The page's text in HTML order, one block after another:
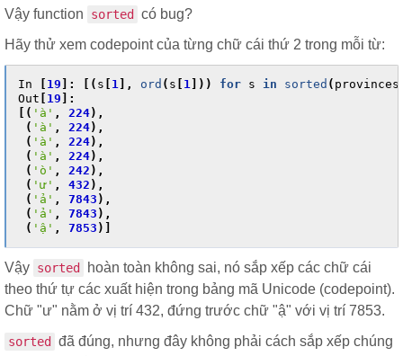
Vậy function
sorted
có bug?
Hãy thử xem codepoint của từng chữ cái thứ 2 trong mỗi từ:
In 19 ]: [( s 1 ], ord ( s 1 ])) for s in sorted ( provinces
Out
19 ]:
[( 'à' , 224),
( 'à' , 224),
( 'à' , 224),
( 'à' , 224),
( 'ò' , 242 ),
( 'ư' , 432 ),
( 'ả' , 7843 ),
( 'ả' , 7843 ),
( 'ậ' , 7853 )]
Vậy sorted
hoàn toàn không sai, nó sắp xếp các chữ cái
theo thứ tự các xuất hiện trong bảng mã Unicode (codepoint).
Chữ "ư" nằm ở vị trí 432, đứng trước chữ "ậ" với vị trí 7853.
sorted
đã đúng, nhưng đây không phải cách sắp xếp chúng